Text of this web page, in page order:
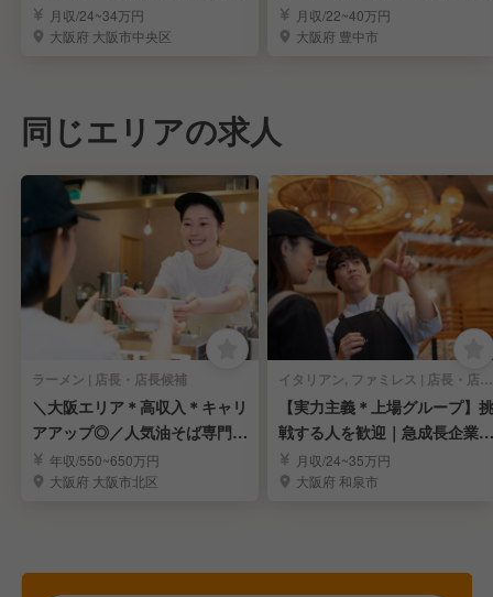
の募集！
月収/24~34万円
大阪府 大阪市中央区
店長候補募集
月収/22~40万円
大阪府 豊中市
同じエリアの求人
ラーメン | 店長・店長候補
＼大阪エリア＊高収入＊キャリ
アアップ◎／人気油そば専門店
の店長候補を募集！
年収/550~650万円
大阪府 大阪市北区
イタリアン, ファミレス | 店長・店長候補
【実力主義＊上場グループ】挑
戦する人を歓迎｜急成長企業で
キャリアを実現
月収/24~35万円
大阪府 和泉市